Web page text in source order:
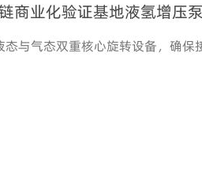
商业化验证基地液氢增压
与气态双重核心旋转设备，确保